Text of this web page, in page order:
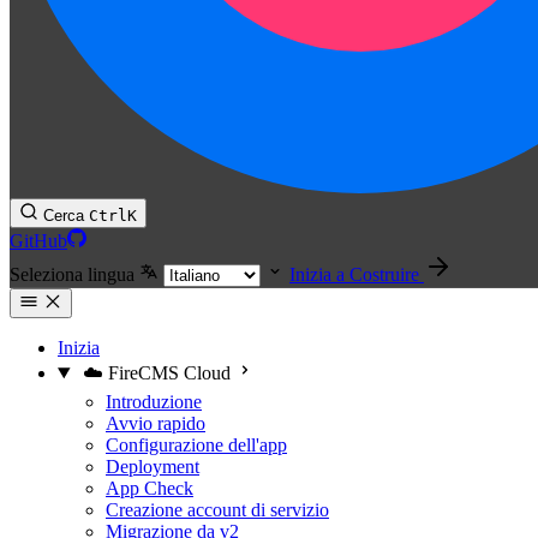
Cerca CtrlK
GitHub
Seleziona lingua
Inizia a Costruire
Inizia
☁️ FireCMS Cloud
Introduzione
Avvio rapido
Configurazione dell'app
Deployment
App Check
Creazione account di servizio
Migrazione da v2